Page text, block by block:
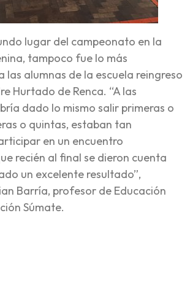
lugar del campeonato en la
tampoco fue lo más
las alumnas de la escuela reingreso
Hurtado de Renca. “A las
dado lo mismo salir primeras o
o quintas, estaban tan
en un encuentro
recién al final se dieron cuenta
un excelente resultado”,
Barría, profesor de Educación
Súmate.